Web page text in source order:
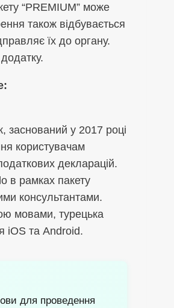
“PREMIUM” може
також відбувається
їх до органу.
заснований у 2017 році
користувачам
декларацій.
в рамках пакету
консультантами.
мовами, турецька
iOS та Android.
для проведення